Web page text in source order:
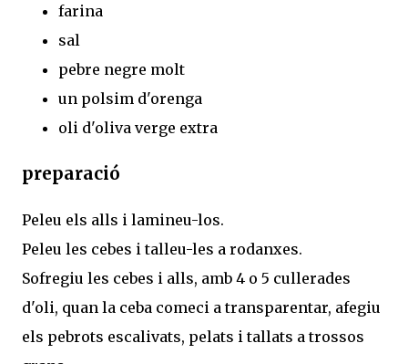
farina
sal
pebre negre molt
un polsim d'orenga
oli d'oliva verge extra
preparació
Peleu els alls i lamineu-los.
Peleu les cebes i talleu-les a rodanxes.
Sofregiu les cebes i alls, amb 4 o 5 cullerades
d'oli, quan la ceba comeci a transparentar, afegiu
els pebrots escalivats, pelats i tallats a trossos